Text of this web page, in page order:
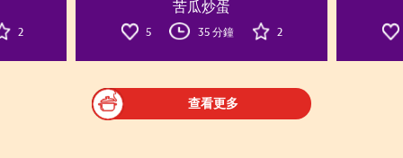
2
苦瓜炒蛋
5 35 分鐘 2
查看更多